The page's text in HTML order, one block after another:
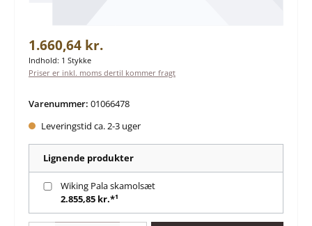
Almindelig pris:
1.660,64 kr.
Indhold: 1 Stykke
Priser er inkl. moms dertil kommer fragt
Varenummer: 01066478
Leveringstid ca. 2-3 uger
Lignende produkter
Wiking Pala skamolsæt
2.855,85 kr.*¹